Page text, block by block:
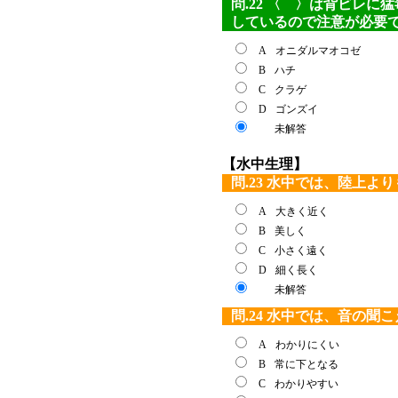
問.22 〈 〉は背ビレに猛
しているので注意が必要
A
オニダルマオコゼ
B
ハチ
C
クラゲ
D
ゴンズイ
未解答
【水中生理】
問.23 水中では、陸上よ
A
大きく近く
B
美しく
C
小さく遠く
D
細く長く
未解答
問.24 水中では、音の聞
A
わかりにくい
B
常に下となる
C
わかりやすい